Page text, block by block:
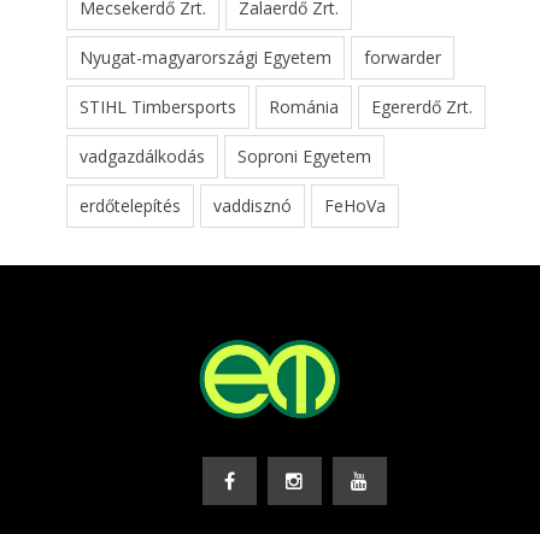
Mecsekerdő Zrt. Zalaerdő Zrt.
Nyugat-magyarországi Egyetem forwarder
STIHL Timbersports Románia Egererdő Zrt.
vadgazdálkodás Soproni Egyetem
erdőtelepítés vaddisznó FeHoVa